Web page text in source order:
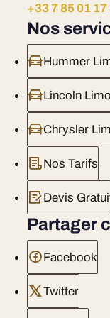
+33 7 85 01 17
Nos
Hummer
Lincoln
Chrysler
Nos Tarifs
Devis
Partager
Facebook
Twitter